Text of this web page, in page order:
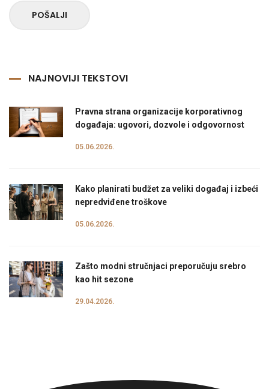
POŠALJI
NAJNOVIJI TEKSTOVI
Pravna strana organizacije korporativnog
događaja: ugovori, dozvole i odgovornost
05.06.2026.
Kako planirati budžet za veliki događaj i izbeći
nepredviđene troškove
05.06.2026.
Zašto modni stručnjaci preporučuju srebro
kao hit sezone
29.04.2026.